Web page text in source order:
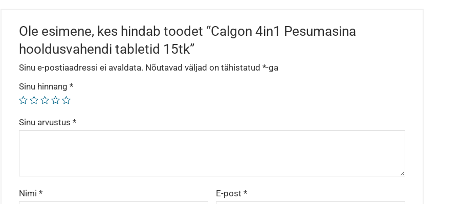
Ole esimene, kes hindab toodet “Calgon 4in1 Pesumasina
hooldusvahendi tabletid 15tk”
Sinu e-postiaadressi ei avaldata. Nõutavad väljad on tähistatud *-ga
Sinu hinnang *
Sinu arvustus *
Nimi * E-post*